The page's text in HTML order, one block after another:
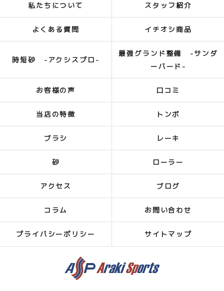
私たちについて スタッフ紹介
よくある質問 イチオシ商品
時短砂 -アクシスプロ-
最強グランド整備 -サンダ
ーバード-
お客様の声 口コミ
当店の特徴 トンボ
ブラシ レーキ
砂 ローラー
アクセス ブログ
コラム お問い合わせ
プライバシーポリシー サイトマップ